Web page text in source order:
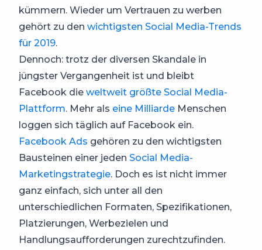
kümmern. Wieder um Vertrauen zu werben
gehört zu den wichtigsten Social Media-Trends
für 2019.
Dennoch: trotz der diversen Skandale in
jüngster Vergangenheit ist und bleibt
Facebook die weltweit größte Social Media-
Plattform. Mehr als eine Milliarde Menschen
loggen sich täglich auf Facebook ein.
Facebook Ads gehören zu den wichtigsten
Bausteinen einer jeden Social Media-
Marketingstrategie. Doch es ist nicht immer
ganz einfach, sich unter all den
unterschiedlichen Formaten, Spezifikationen,
Platzierungen, Werbezielen und
Handlungsaufforderungen zurechtzufinden.